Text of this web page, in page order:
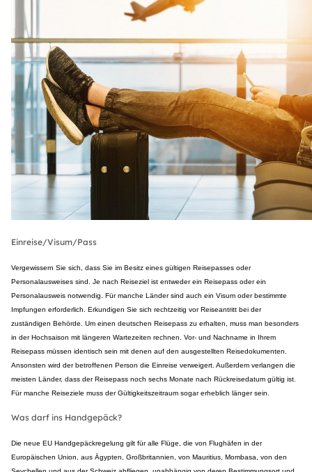
Einreise/Visum/Pass
Vergewissern Sie sich, dass Sie im Besitz eines gültigen Reisepasses oder
Personalausweises sind. Je nach Reiseziel ist entweder ein Reisepass oder ein
Personalausweis notwendig. Für manche Länder sind auch ein Visum oder bestimmte
Impfungen erforderlich. Erkundigen Sie sich rechtzeitig vor Reiseantritt bei der
zuständigen Behörde. Um einen deutschen Reisepass zu erhalten, muss man besonders
in der Hochsaison mit längeren Wartezeiten rechnen. Vor- und Nachname in Ihrem
Reisepass müssen identisch sein mit denen auf den ausgestellten Reisedokumenten.
Ansonsten wird der betroffenen Person die Einreise verweigert. Außerdem verlangen die
meisten Länder, dass der Reisepass noch sechs Monate nach Rückreisedatum gültig ist.
Für manche Reiseziele muss der Gültigkeitszeitraum sogar erheblich länger sein.
Was darf ins Handgepäck?
Die neue EU Handgepäckregelung gilt für alle Flüge, die von Flughäfen in der
Europäischen Union, aus Ägypten, Großbritannien, von Mauritius, Mombasa, von den